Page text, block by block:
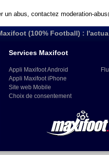
un abus, contactez moderation-
(100% Football) :
Services Maxifoot
Appli Maxifoot Android
Appli Maxifoot iPhone
Site web Mobile
Choix de consentement